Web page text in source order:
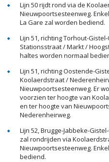
Lijn 50 rijdt rond via de
Nieuwpoortsesteenweg.
La Gare zal worden bediend.
Lijn 51, richting Torhout-
Stationsstraat / Markt /
haltes worden normaal
Lijn 51, richting Oostende-
Koolaerdstraat /
Nieuwpoortsesteenweg. Er
voorzien ter hoogte van
en ter hoogte van
Nederenheirweg.
Lijn 52, Brugge-Jabbeke-
zal rondrijden via
Nieuwpoortsesteenweg.
bediend.